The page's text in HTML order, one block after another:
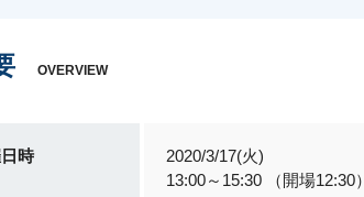
OVERVIEW
時
2020/3/17(火)
13:00～15:30 （開場12:30）